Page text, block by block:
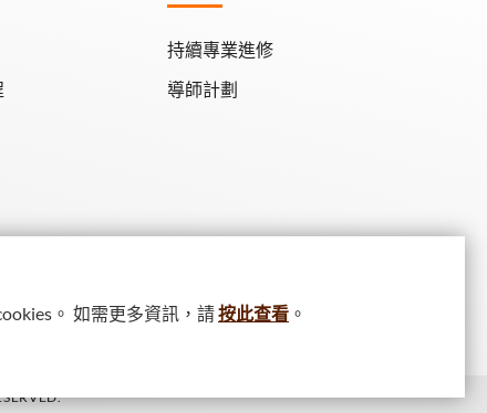
持續專業進修
導師計劃
。 如需更多資訊，請按此查看 。